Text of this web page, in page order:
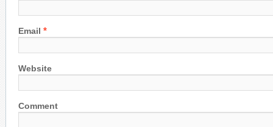
Email *
Website
Comment